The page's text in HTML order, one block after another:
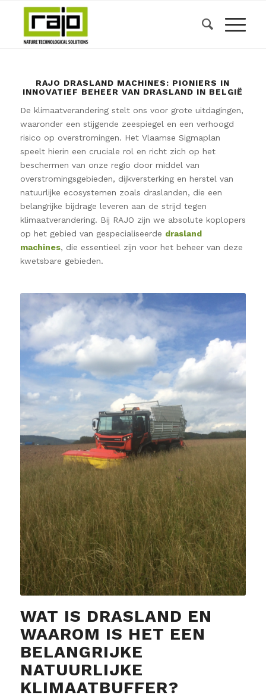
RAJO DRASLAND MACHINES: PIONIERS IN
INNOVATIEF BEHEER VAN DRASLAND IN BELGIË
De klimaatverandering stelt ons voor grote uitdagingen,
waaronder een stijgende zeespiegel en een verhoogd
risico op overstromingen. Het Vlaamse Sigmaplan
speelt hierin een cruciale rol en richt zich op het
beschermen van onze regio door middel van
overstromingsgebieden, dijkversterking en herstel van
natuurlijke ecosystemen zoals draslanden, die een
belangrijke bijdrage leveren aan de strijd tegen
klimaatverandering. Bij RAJO zijn we absolute koplopers
op het gebied van gespecialiseerde drasland
machines, die essentieel zijn voor het beheer van deze
kwetsbare gebieden.
WAT IS DRASLAND EN
WAAROM IS HET EEN
BELANGRIJKE
NATUURLIJKE
KLIMAATBUFFER?